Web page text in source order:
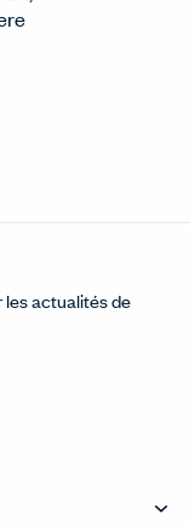
window.
on
new
this
in a new
this
in a
les actualités de